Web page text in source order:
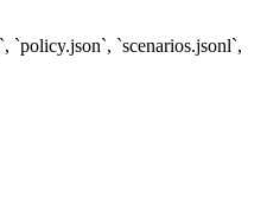
`scenarios.jsonl`,